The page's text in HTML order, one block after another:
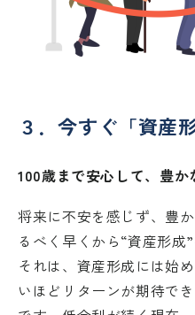
３．今すぐ「資産
100歳まで安心して、豊
将来に不安を感じず、豊
るべく早くから“資産形成
それは、資産形成には始
いほどリターンが期待で